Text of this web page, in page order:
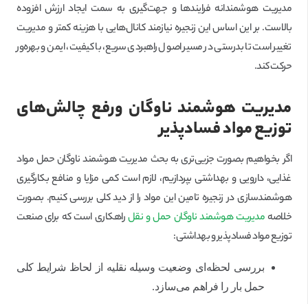
مدیریت هوشمندانه فرایندها و جهت‌گیری به سمت ایجاد ارزش افزوده
بالاست. بر این اساس این زنجیره نیازمند کانال‌هایی با هزینه کمتر و مدیریت
تغییر است تا بدرستی در مسیر اصول راهبردی سریع، با کیفیت، ایمن و بهره‌ور
حرکت کند.
مدیریت هوشمند ناوگان ورفع چالش‌های
توزیع مواد فسادپذیر
اگر بخواهیم بصورت جزیی‌تری به بحث مدیریت هوشمند ناوگان حمل مواد
غذایی، دارویی و بهداشتی بپردازیم، لازم است کمی مزایا و منافع بکارگیری
هوشمندسازی در زنجیره تامین این مواد را از دید کلی بررسی کنیم. بصورت
خلاصه مدیریت هوشمند ناوگان حمل و نقلراهکاری است که برای صنعت
توزیع مواد فسادپذیر و بهداشتی:
بررسی لحظه‌ای وضعیت وسیله نقلیه از لحاظ شرایط کلی
حمل بار را فراهم می‌سازد.